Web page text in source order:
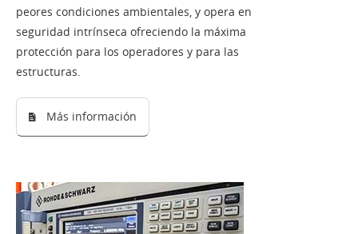
peores condiciones ambientales, y opera en
seguridad intrínseca ofreciendo la máxima
protección para los operadores y para las
estructuras.
Más información